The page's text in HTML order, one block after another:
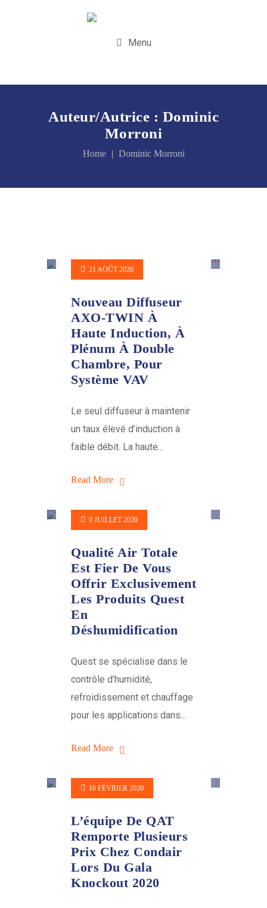
Menu
Auteur/autrice : Dominic
Morroni
Home Dominic Morroni
21 AOÛT 2020
Nouveau Diffuseur
AXO-TWIN À
Haute Induction, À
Plénum À Double
Chambre, Pour
Système VAV
Le seul diffuseur à maintenir
un taux élevé d’induction à
faible débit. La haute...
Read More
9 JUILLET 2020
Qualité Air Totale
Est Fier De Vous
Offrir Exclusivement
Les Produits Quest
En
Déshumidification
Quest se spécialise dans le
contrôle d’humidité,
refroidissement et chauffage
pour les applications dans...
Read More
16 FÉVRIER 2020
L’équipe De QAT
Remporte Plusieurs
Prix Chez Condair
Lors Du Gala
Knockout 2020